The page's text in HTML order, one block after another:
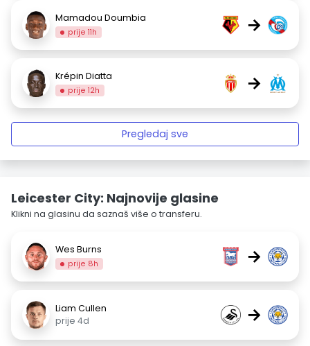
Mamadou Doumbia
prije 11h →
Krépin Diatta
prije 12h →
Pregledaj sve
Leicester City: Najnovije glasine
Klikni na glasinu da saznaš više o transferu.
Wes Burns
prije 8h →
Liam Cullen
prije 4d
→